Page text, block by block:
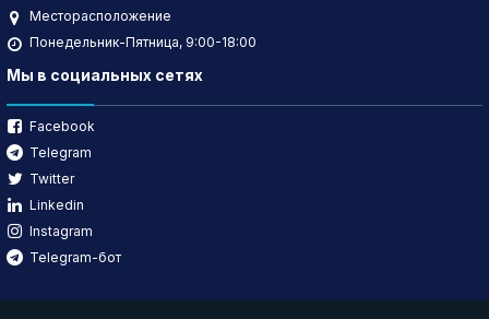
Месторасположение
Понедельник-Пятница, 9:00-18:00
Мы в социальных сетях
Facebook
Telegram
Twitter
Linkedin
Instagram
Telegram-бот